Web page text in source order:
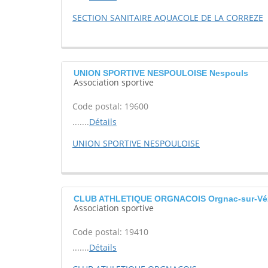
SECTION SANITAIRE AQUACOLE DE LA CORREZE
UNION SPORTIVE NESPOULOISE Nespouls
Association sportive
Code postal: 19600
.......Détails
UNION SPORTIVE NESPOULOISE
CLUB ATHLETIQUE ORGNACOIS Orgnac-sur-
Association sportive
Code postal: 19410
.......Détails